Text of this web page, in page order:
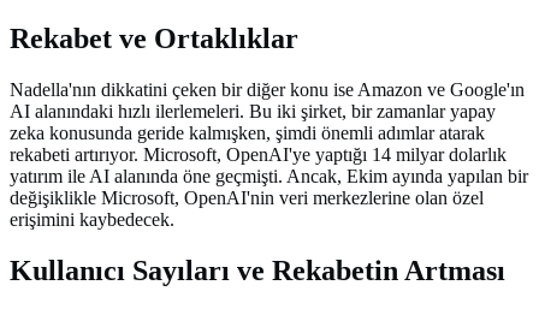
Rekabet ve Ortaklıklar
Nadella'nın dikkatini çeken bir diğer konu ise Amazon ve Google'ın
AI alanındaki hızlı ilerlemeleri. Bu iki şirket, bir zamanlar yapay
zeka konusunda geride kalmışken, şimdi önemli adımlar atarak
rekabeti artırıyor. Microsoft, OpenAI'ye yaptığı 14 milyar dolarlık
yatırım ile AI alanında öne geçmişti. Ancak, Ekim ayında yapılan bir
değişiklikle Microsoft, OpenAI'nin veri merkezlerine olan özel
erişimini kaybedecek.
Kullanıcı Sayıları ve Rekabetin Artması